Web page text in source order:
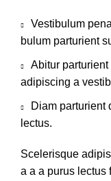
Vestibulum
bulum parturient
Abitur
adipiscing a
Diam parturient
lectus.
Scelerisque
a a a purus lectus